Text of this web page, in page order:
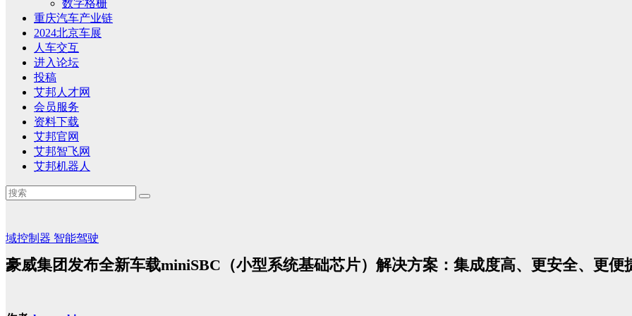
数字格栅
重庆汽车产业链
2024北京车展
人车交互
进入论坛
投稿
艾邦人才网
会员服务
资料下载
艾邦官网
艾邦智飞网
艾邦机器人
域控制器 智能驾驶
豪威集团发布全新车载miniSBC（小型系统基础芯片）解决方案：集成度高、更安全、更便